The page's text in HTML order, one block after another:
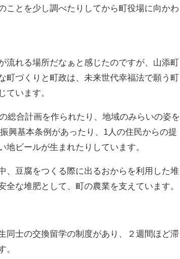
とを少し調べたりしてから町役場に向かわ
流れる場所だなぁと感じたのですが、山添町
づくりと町政は、未来世代幸福法で願う町
ています。
総合計画を作られたり、地域のみらいの姿を
興基本条例があったり、1人の住民からの提
ビールが生まれたりしています。
、豆腐をつくる際に出るおからを利用した堆
な堆肥として、町の農業を支えています。
同士の交換留学の制度があり、２週間ほど滞
。